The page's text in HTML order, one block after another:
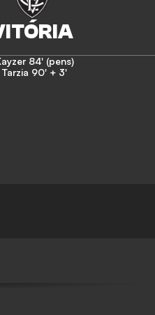
84' (pens)
Tarzia 90' + 3'